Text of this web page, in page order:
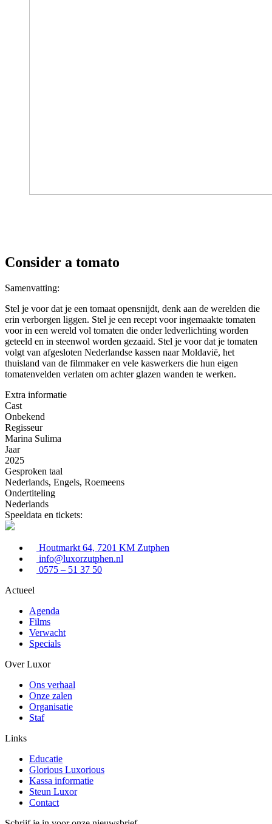
Consider a tomato
Samenvatting:
Stel je voor dat je een tomaat opensnijdt, denk aan de werelden die
erin verborgen liggen. Stel je een recept voor ingemaakte tomaten
voor in een wereld vol tomaten die onder ledverlichting worden
geteeld en in steenwol worden gezaaid. Stel je voor dat je tomaten
volgt van afgesloten Nederlandse kassen naar Moldavië, het
thuisland van de filmmaker en vele kaswerkers die hun eigen
tomatenvelden verlaten om achter glazen wanden te werken.
Extra informatie
Cast
Onbekend
Regisseur
Marina Sulima
Jaar
2025
Gesproken taal
Nederlands, Engels, Roemeens
Ondertiteling
Nederlands
Speeldata en tickets:
Houtmarkt 64, 7201 KM Zutphen
info@luxorzutphen.nl
0575 – 51 37 50
Actueel
Agenda
Films
Verwacht
Specials
Over Luxor
Ons verhaal
Onze zalen
Organisatie
Staf
Links
Educatie
Glorious Luxorious
Kassa informatie
Steun Luxor
Contact